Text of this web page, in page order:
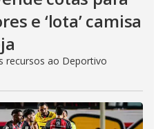
e ‘lota’ camisa
recursos ao Deportivo